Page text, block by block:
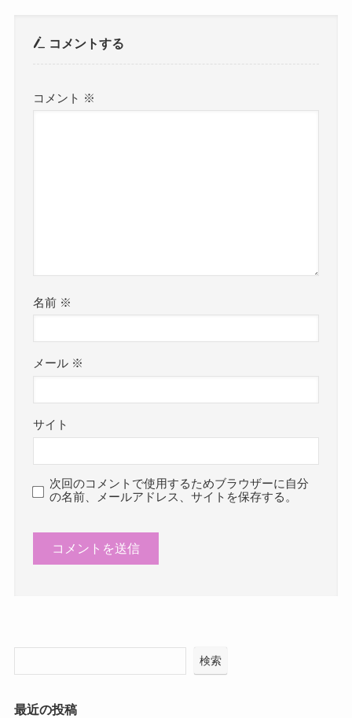
コメントする
コメント ※
名前 ※
メール ※
サイト
次回のコメントで使用するためブラウザーに自分
の名前、メールアドレス、サイトを保存する。
検索
最近の投稿